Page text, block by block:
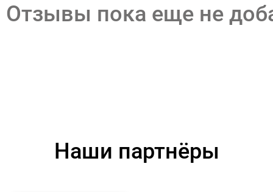
Отзывы пока еще не
Наши партнёры